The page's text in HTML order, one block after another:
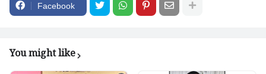
Facebook
You might like